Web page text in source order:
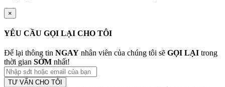
×
YÊU CẦU GỌI LẠI CHO TÔI
Để lại thông tin NGAY nhân viên của chúng tôi sẽ GỌI LẠI trong
thời gian SỚM nhất!
TƯ VẤN CHO TÔI